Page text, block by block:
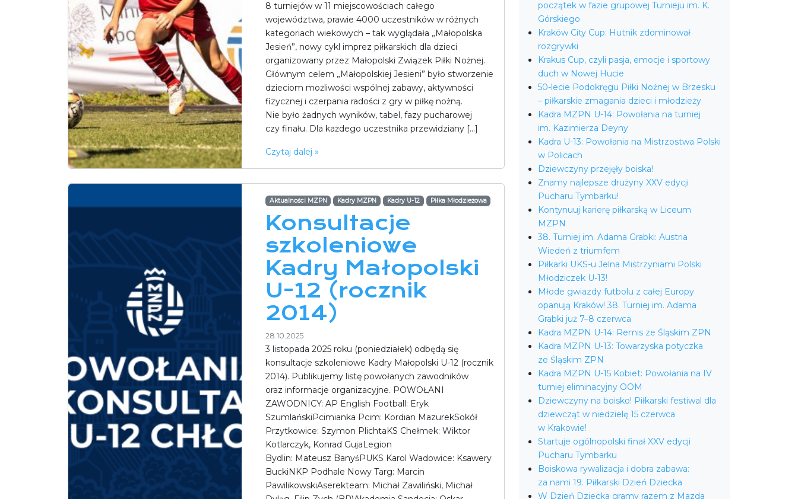
8 turniejów w 11 miejscowościach całego
województwa, prawie 4000 uczestników w różnych
kategoriach wiekowych – tak wyglądała „Małopolska
Jesień”, nowy cykl imprez piłkarskich dla dzieci
organizowany przez Małopolski Związek Piłki Nożnej.
Głównym celem „Małopolskiej Jesieni” było stworzenie
dzieciom możliwości wspólnej zabawy, aktywności
fizycznej i czerpania radości z gry w piłkę nożną.
Nie było żadnych wyników, tabel, fazy pucharowej
czy finału. Dla każdego uczestnika przewidziany […]
Czytaj dalej »
Aktualności MZPN Kadry MZPN Kadry U-12 Piłka Młodzieżowa
Konsultacje
szkoleniowe
Kadry Małopolski
U-12 (rocznik
2014)
28.10.2025
3 listopada 2025 roku (poniedziałek) odbędą się
konsultacje szkoleniowe Kadry Małopolski U-12 (rocznik
2014). Publikujemy listę powołanych zawodników
oraz informacje organizacyjne. POWOŁANI
ZAWODNICY: AP English Football: Eryk
SzumlańskiPcimianka Pcim: Kordian MazurekSokół
Przytkowice: Szymon PlichtaKS Chełmek: Wiktor
Kotlarczyk, Konrad GujaLegion
Bydlin: Mateusz BanyśPUKS Karol Wadowice: Ksawery
BuckiNKP Podhale Nowy Targ: Marcin
PawilikowskiAserekteam: Michał Zawiliński, Michał
początek w fazie grupowej Turnieju im. K.
Górskiego
Kraków City Cup: Hutnik zdominował
rozgrywki
Krakus Cup, czyli pasja, emocje i sportowy
duch w Nowej Hucie
50-lecie Podokręgu Piłki Nożnej w Brzesku
– piłkarskie zmagania dzieci i młodzieży
Kadra MZPN U-14: Powołania na turniej
im. Kazimierza Deyny
Kadra U-13: Powołania na Mistrzostwa Polski
w Policach
Dziewczyny przejęły boiska!
Znamy najlepsze drużyny XXV edycji
Pucharu Tymbarku!
Kontynuuj karierę piłkarską w Liceum
MZPN
38. Turniej im. Adama Grabki: Austria
Wiedeń z triumfem
Piłkarki UKS-u Jelna Mistrzyniami Polski
Młodziczek U-13!
Młode gwiazdy futbolu z całej Europy
opanują Kraków! 38. Turniej im. Adama
Grabki już 7–8 czerwca
Kadra MZPN U-14: Remis ze Śląskim ZPN
Kadra MZPN U-13: Towarzyska potyczka
ze Śląskim ZPN
Kadra MZPN U-15 Kobiet: Powołania na IV
turniej eliminacyjny OOM
Dziewczyny na boisko! Piłkarski festiwal dla
dziewcząt w niedzielę 15 czerwca
w Krakowie!
Startuje ogólnopolski finał XXV edycji
Pucharu Tymbarku
Boiskowa rywalizacja i dobra zabawa:
za nami 19. Piłkarski Dzień Dziecka
W Dzień Dziecka gramy razem z Mazda